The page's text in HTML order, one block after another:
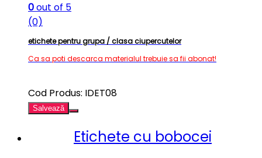
0out of 5
(0)
etichete pentru grupa / clasa ciupercutelor
Ca sa poti descarca materialul trebuie sa fii abonat!
Cod Produs: IDET08
Salvează
Etichete cu bobocei